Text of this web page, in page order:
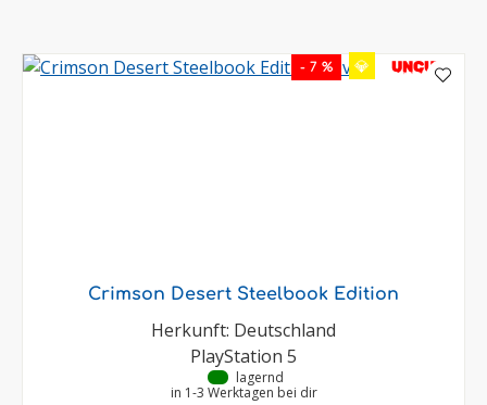
- 7 % 💎 UNCUT
Crimson Desert Steelbook Edition
Herkunft: Deutschland
PlayStation 5
lagernd
in 1-3 Werktagen bei dir